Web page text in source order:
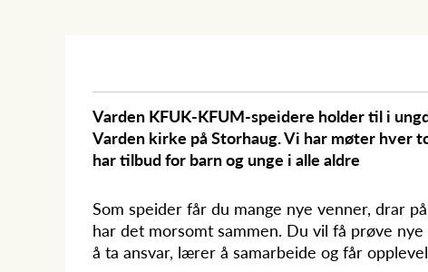
Varden KFUK-KFUM-speidere holder til i
Varden kirke på Storhaug. Vi har møter hver
har tilbud for barn og unge i alle aldre
Som speider får du mange nye venner, drar
har det morsomt sammen. Du vil få prøve
å ta ansvar, lærer å samarbeide og får